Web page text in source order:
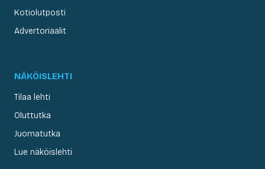
Kotiolutposti
Advertoriaalit
NÄKÖISLEHTI
Tilaa lehti
Oluttutka
Juomatutka
Lue näköislehti